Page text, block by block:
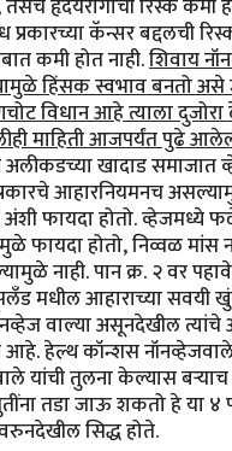
तसेच हृदयरोगाची रिस्क कमी
प्रकारच्या कॅन्सर बद्दलची
कमी होत नाही.शिवाय
हिंसक स्वभाव बनतो
विधान आहे त्याला दुजोरा
माहिती आजपर्यंत पुढे
खादाड समाजात
आहारनियमनच
अंशी फायदा होतो. व्हेजमध्ये
फायदा होतो, निव्वळ मांस
नाही. पान क्र. २ वर
मधील आहाराच्या सवयी
वाल्या असूनदेखील त्यांचे
आहे. हेल्थ कॉन्शस
यांची तुलना केल्यास बर्‍याच
तडा जाऊ शकतो हे या ४
सिद्ध होते.